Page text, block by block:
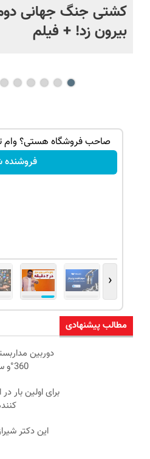
کشتی‌ جنگ جهانی
بیرون زد! + فیلم
صاحب فروشگاه هستی؟ وام تا ۳ میلیارد تومان
فروشنده
‹
مطالب پیشنهادی
دوربین
360°و سازگار با اندروید و ios
کننده 23 روزه
این دکتر